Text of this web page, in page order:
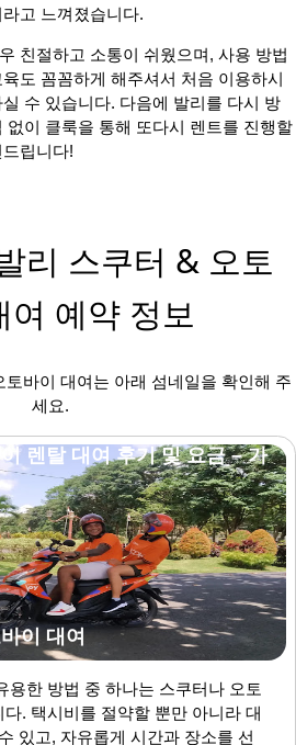
고 느껴졌습니다.
친절하고 소통이 쉬웠으며, 사용 방법
도 꼼꼼하게 해주셔서 처음 이용하시
수 있습니다. 다음에 발리를 다시 방
없이 클룩을 통해 또다시 렌트를 진행할
립니다!
리 스쿠터 & 오토
여 예약 정보
바이 대여는 아래 섬네일을 확인해 주
세요.
이 대여
용한 방법 중 하나는 스쿠터나 오토
. 택시비를 절약할 뿐만 아니라 대
있고, 자유롭게 시간과 장소를 선